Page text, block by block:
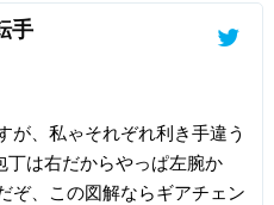
手
が、私ゃそれぞれ利き手違う
は右だからやっぱ左腕か
ぞ、この図解ならギアチェン